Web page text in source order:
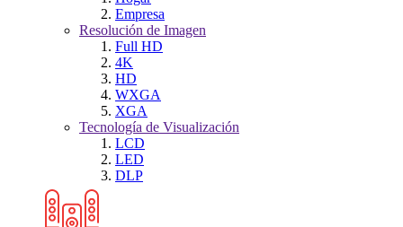
Empresa
Resolución de Imagen
Full HD
4K
HD
WXGA
XGA
Tecnología de Visualización
LCD
LED
DLP